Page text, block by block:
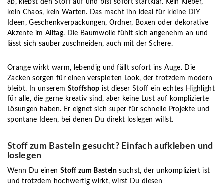
ab, klebst den Stoff auf und bist sofort startklar. Kein Kleber,
kein Chaos, kein Warten. Das macht ihn ideal für kleine DIY
Ideen, Geschenkverpackungen, Ordner, Boxen oder dekorative
Akzente im Alltag. Die Baumwolle fühlt sich angenehm an und
lässt sich sauber zuschneiden, auch mit der Schere.
Orange wirkt warm, lebendig und fällt sofort ins Auge. Die
Zacken sorgen für einen verspielten Look, der trotzdem modern
bleibt. In unserem Stoffshop ist dieser Stoff ein echtes Highlight
für alle, die gerne kreativ sind, aber keine Lust auf komplizierte
Lösungen haben. Er eignet sich super für schnelle Projekte und
spontane Ideen, bei denen Du direkt loslegen willst.
Stoff zum Basteln gesucht? Einfach aufkleben und
loslegen
Wenn Du einen Stoff zum Bastelnsuchst, der unkompliziert ist
und trotzdem hochwertig wirkt, wirst Du diesen